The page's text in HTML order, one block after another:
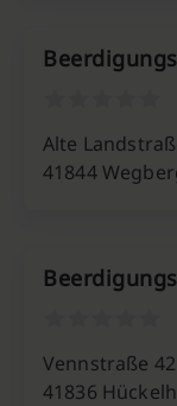
Alte
41844
Vennstraße 42
41836